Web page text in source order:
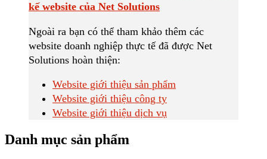
kế website của Net Solutions
Ngoài ra bạn có thể tham khảo thêm các
website doanh nghiệp thực tế đã được Net
Solutions hoàn thiện:
Website giới thiệu sản phẩm
Website giới thiệu công ty
Website giới thiệu dịch vụ
Danh mục sản phẩm